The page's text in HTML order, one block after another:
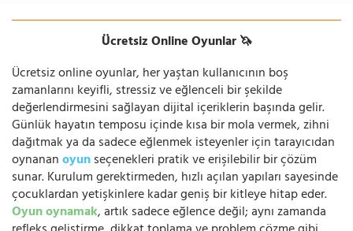
Ücretsiz Online Oyunlar 🦄
Ücretsiz online oyunlar, her yaştan kullanıcının boş
zamanlarını keyifli, stressiz ve eğlenceli bir şekilde
değerlendirmesini sağlayan dijital içeriklerin başında gelir.
Günlük hayatın temposu içinde kısa bir mola vermek, zihni
dağıtmak ya da sadece eğlenmek isteyenler için tarayıcıdan
oynananoyunseçenekleri pratik ve erişilebilir bir çözüm
sunar. Kurulum gerektirmeden, hızlı açılan yapıları sayesinde
çocuklardan yetişkinlere kadar geniş bir kitleye hitap eder.
Oyun oynamak, artık sadece eğlence değil; aynı zamanda